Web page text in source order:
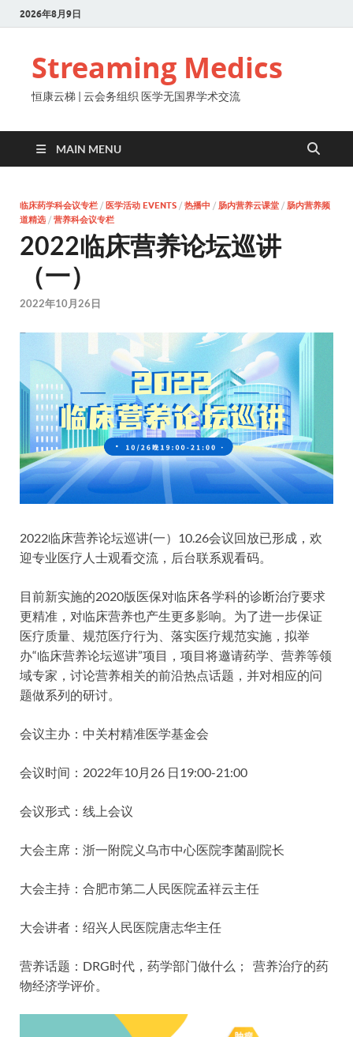
2026年8月9日
Streaming Medics
恒康云梯 | 云会务组织 医学无国界学术交流
MAIN MENU
临床药学科会议专栏 / 医学活动 EVENTS / 热播中 / 肠内营养云课堂 / 肠内营养频
道精选 / 营养科会议专栏
2022临床营养论坛巡讲
（一）
2022年10月26日
2022临床营养论坛巡讲(一）10.26会议回放已形成，欢
迎专业医疗人士观看交流，后台联系观看码。
目前新实施的2020版医保对临床各学科的诊断治疗要求
更精准，对临床营养也产生更多影响。为了进一步保证
医疗质量、规范医疗行为、落实医疗规范实施，拟举
办“临床营养论坛巡讲”项目，项目将邀请药学、营养等领
域专家，讨论营养相关的前沿热点话题，并对相应的问
题做系列的研讨。
会议主办：中关村精准医学基金会
会议时间：2022年10月26 日19:00-21:00
会议形式：线上会议
大会主席：浙一附院义乌市中心医院李菌副院长
大会主持：合肥市第二人民医院孟祥云主任
大会讲者：绍兴人民医院唐志华主任
营养话题：DRG时代，药学部门做什么； 营养治疗的药
物经济学评价。